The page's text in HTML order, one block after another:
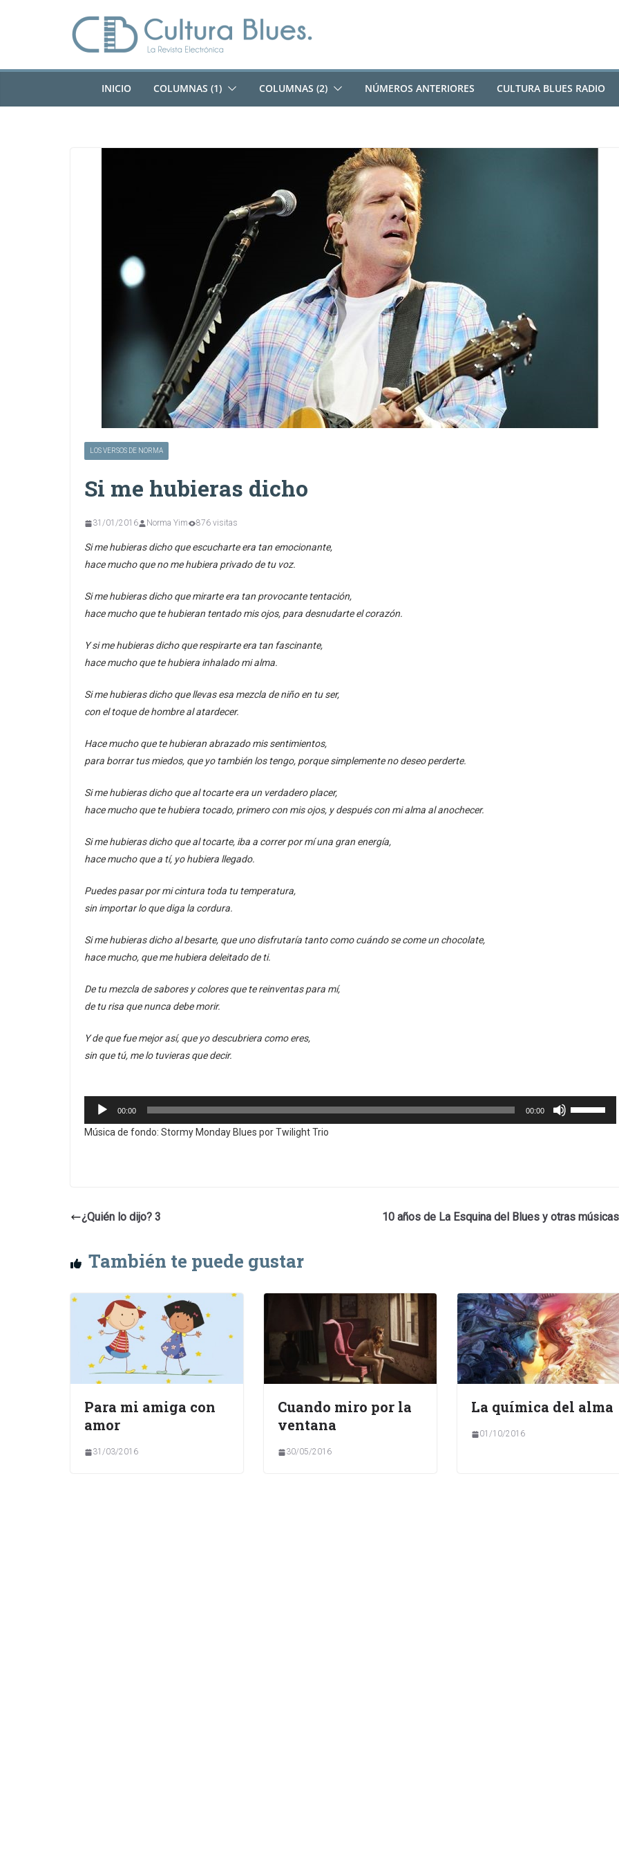
INICIO COLUMNAS (1) COLUMNAS (2) NÚMEROS ANTERIORES CULTURA BLUES RADIO
LOS VERSOS DE NORMA
Si me hubieras dicho
31/01/2016 Norma Yim 876 visitas
Si me hubieras dicho que escucharte era tan emocionante,
hace mucho que no me hubiera privado de tu voz.
Si me hubieras dicho que mirarte era tan provocante tentación,
hace mucho que te hubieran tentado mis ojos, para desnudarte el corazón.
Y si me hubieras dicho que respirarte era tan fascinante,
hace mucho que te hubiera inhalado mi alma.
Si me hubieras dicho que llevas esa mezcla de niño en tu ser,
con el toque de hombre al atardecer.
Hace mucho que te hubieran abrazado mis sentimientos,
para borrar tus miedos, que yo también los tengo, porque simplemente no deseo perderte.
Si me hubieras dicho que al tocarte era un verdadero placer,
hace mucho que te hubiera tocado, primero con mis ojos, y después con mi alma al anochecer.
Si me hubieras dicho que al tocarte, iba a correr por mí una gran energía,
hace mucho que a tí, yo hubiera llegado.
Puedes pasar por mi cintura toda tu temperatura,
sin importar lo que diga la cordura.
Si me hubieras dicho al besarte, que uno disfrutaría tanto como cuándo se come un chocolate,
hace mucho, que me hubiera deleitado de ti.
De tu mezcla de sabores y colores que te reinventas para mí,
de tu risa que nunca debe morir.
Y de que fue mejor así, que yo descubriera como eres,
sin que tú, me lo tuvieras que decir.
Reproductor
de
00:00 00:00
Utiliza
las
para
el
volumen.
Música de fondo: Stormy Monday Blues por Twilight Trio
¿Quién lo dijo? 3 10 años de La Esquina del Blues y otras músicas
También te puede gustar
Para mi amiga con
amor
31/03/2016
Cuando miro por la
ventana
30/05/2016
La química del alma
01/10/2016